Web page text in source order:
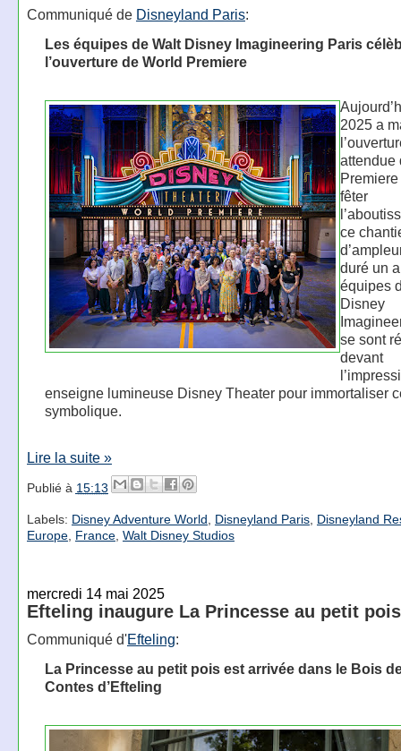
Communiqué de Disneyland Paris:
Les équipes de Walt Disney Imagineering Paris
l’ouverture de World Premiere
2025 a
attendue
fêter
ce
duré un
équipes
Disney
se sont
devant
enseigne lumineuse Disney Theater pour immortaliser
symbolique.
Lire la suite »
Publié à 15:13
Labels: Disney Adventure World Disneyland Paris, Disneyland
Europe, France, Walt Disney Studios
mercredi 14 mai 2025
Efteling inaugure La Princesse au petit pois
Communiqué d'Efteling:
La Princesse au petit pois est arrivée dans le Bois
Contes d’Efteling